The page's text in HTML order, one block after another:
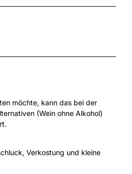
möchte, kann das bei der
(Wein ohne Alkohol)
Verkostung und kleine